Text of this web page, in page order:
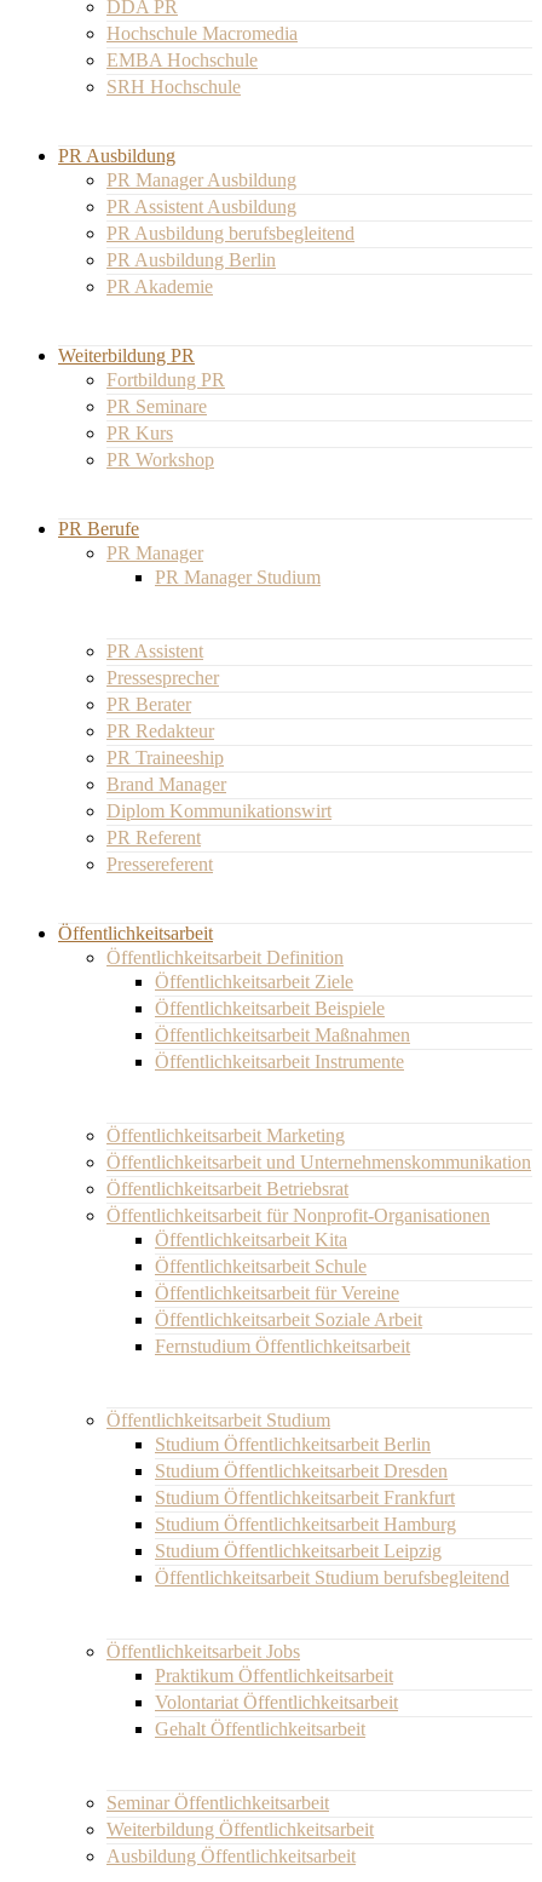
DDA PR
Hochschule Macromedia
EMBA Hochschule
SRH Hochschule
PR Ausbildung
PR Manager Ausbildung
PR Assistent Ausbildung
PR Ausbildung berufsbegleitend
PR Ausbildung Berlin
PR Akademie
Weiterbildung PR
Fortbildung PR
PR Seminare
PR Kurs
PR Workshop
PR Berufe
PR Manager
PR Manager Studium
PR Assistent
Pressesprecher
PR Berater
PR Redakteur
PR Traineeship
Brand Manager
Diplom Kommunikationswirt
PR Referent
Pressereferent
Öffentlichkeitsarbeit
Öffentlichkeitsarbeit Definition
Öffentlichkeitsarbeit Ziele
Öffentlichkeitsarbeit Beispiele
Öffentlichkeitsarbeit Maßnahmen
Öffentlichkeitsarbeit Instrumente
Öffentlichkeitsarbeit Marketing
Öffentlichkeitsarbeit und Unternehmenskommunikation
Öffentlichkeitsarbeit Betriebsrat
Öffentlichkeitsarbeit für Nonprofit-Organisationen
Öffentlichkeitsarbeit Kita
Öffentlichkeitsarbeit Schule
Öffentlichkeitsarbeit für Vereine
Öffentlichkeitsarbeit Soziale Arbeit
Fernstudium Öffentlichkeitsarbeit
Öffentlichkeitsarbeit Studium
Studium Öffentlichkeitsarbeit Berlin
Studium Öffentlichkeitsarbeit Dresden
Studium Öffentlichkeitsarbeit Frankfurt
Studium Öffentlichkeitsarbeit Hamburg
Studium Öffentlichkeitsarbeit Leipzig
Öffentlichkeitsarbeit Studium berufsbegleitend
Öffentlichkeitsarbeit Jobs
Praktikum Öffentlichkeitsarbeit
Volontariat Öffentlichkeitsarbeit
Gehalt Öffentlichkeitsarbeit
Seminar Öffentlichkeitsarbeit
Weiterbildung Öffentlichkeitsarbeit
Ausbildung Öffentlichkeitsarbeit